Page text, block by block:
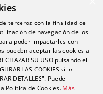
terceros con la finalidad de
de navegación de los
poder impactarles con
pueden aceptar las cookies a
SU USO pulsando el
LAS COOKIES si lo
DETALLES". Puede
Política de Cookies. Más